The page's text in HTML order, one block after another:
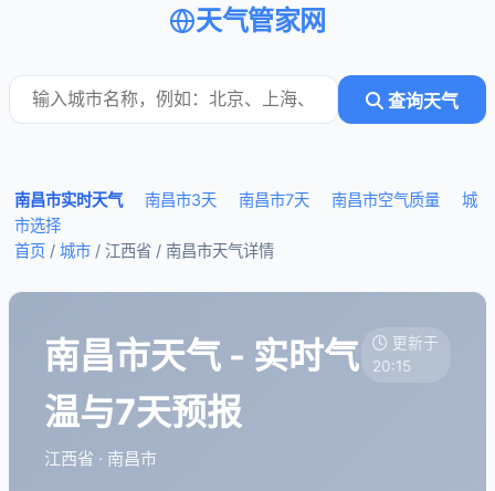
天气管家网
查询天气
南昌市实时天气 南昌市3天 南昌市7天 南昌市空气质量
城
市选择
首页 / 城市 / 江西省 / 南昌市天气详情
南昌市天气 - 实时气
温与7天预报
江西省 · 南昌市
更新于
20:15